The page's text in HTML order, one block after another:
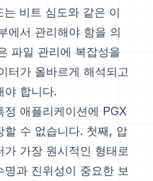
비트 심도와 같은 이
에서 관리해야 함을 의
파일 관리에 복잡성을
터가 올바르게 해석되고
야 합니다.
정 애플리케이션에 PGX
할 수 없습니다. 첫째, 압
가장 원시적인 형태로
과 진위성이 중요한 보